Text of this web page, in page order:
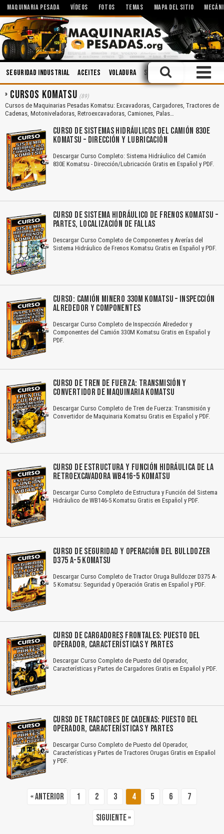
MAQUINARIA PESADA VÍDEOS FOTOS TEMAS MAPA DEL SITIO
Seguridad Industrial Aceites Voladura Sistemas Hidráulicos
CURSOS KOMATSU (89)
Cursos de Maquinarias Pesadas Komatsu: Excavadoras, Cargadores, Tractores de
Cadenas, Motoniveladoras, Retroexcavadoras, Camiones, Palas…
CURSO DE SISTEMAS HIDRÁULICOS DEL CAMIÓN 830E
KOMATSU – DIRECCIÓN Y LUBRICACIÓN
Descargar Curso Completo: Sistema Hidráulico del Camión
830E Komatsu - Dirección/Lubricación Gratis en Español y PDF.
CURSO DE SISTEMA HIDRÁULICO DE FRENOS KOMATSU –
PARTES, LOCALIZACIÓN DE FALLAS
Descargar Curso Completo de Componentes y Averías del
Sistema Hidráulico de Frenos Komatsu Gratis en Español y PDF.
CURSO: CAMIÓN MINERO 330M KOMATSU – INSPECCIÓN
ALREDEDOR Y COMPONENTES
Descargar Curso Completo de Inspección Alrededor y
Componentes del Camión 330M Komatsu Gratis en Español y
PDF.
CURSO DE TREN DE FUERZA: TRANSMISIÓN Y
CONVERTIDOR DE MAQUINARIA KOMATSU
Descargar Curso Completo de Tren de Fuerza: Transmisión y
Convertidor de Maquinaria Komatsu Gratis en Español y PDF.
CURSO DE ESTRUCTURA Y FUNCIÓN HIDRÁULICA DE LA
RETROEXCAVADORA WB416-5 KOMATSU
Descargar Curso Completo de Estructura y Función del Sistema
Hidráulico de WB146-5 Komatsu Gratis en Español y PDF.
CURSO DE SEGURIDAD Y OPERACIÓN DEL BULLDOZER
D375 A-5 KOMATSU
Descargar Curso Completo de Tractor Oruga Bulldozer D375 A-
5 Komatsu: Seguridad y Operación Gratis en Español y PDF.
CURSO DE CARGADORES FRONTALES: PUESTO DEL
OPERADOR, CARACTERÍSTICAS Y PARTES
Descargar Curso Completo de Puesto del Operador,
Características y Partes de Cargadores Gratis en Español y PDF.
CURSO DE TRACTORES DE CADENAS: PUESTO DEL
OPERADOR, CARACTERÍSTICAS Y PARTES
Descargar Curso Completo de Puesto del Operador,
Características y Partes de Tractores Orugas Gratis en Español
y PDF.
« Anterior 1 2 3 4 5 6
7
Siguiente »
El Título es incorrecto según el contenido.
Texto o Imagen de portada son erróneos.
No carga o no se visualiza el contenido.
Reportar otro tipo de error...